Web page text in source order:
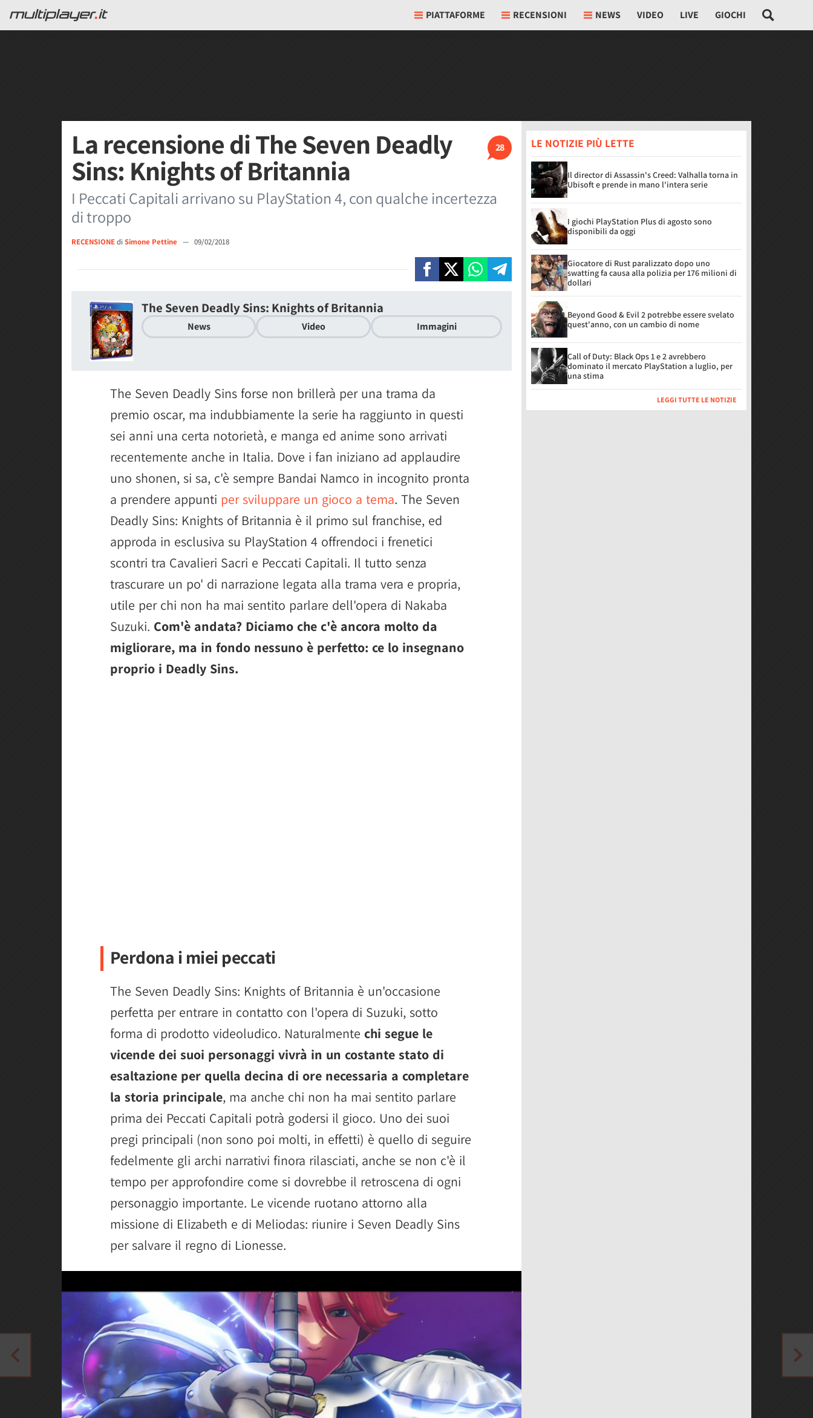
PIATTAFORME RECENSIONI NEWS VIDEO LIVE GIOCHI
28
La recensione di The Seven Deadly
Sins: Knights of Britannia
I Peccati Capitali arrivano su PlayStation 4, con qualche incertezza
di troppo
RECENSIONEdi Simone Pettine — 09/02/2018
The Seven Deadly Sins: Knights of Britannia
News Video Immagini
The Seven Deadly Sins forse non brillerà per una trama da
premio oscar, ma indubbiamente la serie ha raggiunto in questi
sei anni una certa notorietà, e manga ed anime sono arrivati
recentemente anche in Italia. Dove i fan iniziano ad applaudire
uno shonen, si sa, c'è sempre Bandai Namco in incognito pronta
a prendere appunti per sviluppare un gioco a tema. The Seven
Deadly Sins: Knights of Britannia è il primo sul franchise, ed
approda in esclusiva su PlayStation 4 offrendoci i frenetici
scontri tra Cavalieri Sacri e Peccati Capitali. Il tutto senza
trascurare un po' di narrazione legata alla trama vera e propria,
utile per chi non ha mai sentito parlare dell'opera di Nakaba
Suzuki. Com'è andata? Diciamo che c'è ancora molto da
migliorare, ma in fondo nessuno è perfetto: ce lo insegnano
proprio i Deadly Sins.
Perdona i miei peccati
The Seven Deadly Sins: Knights of Britannia è un'occasione
perfetta per entrare in contatto con l'opera di Suzuki, sotto
forma di prodotto videoludico. Naturalmente chi segue le
vicende dei suoi personaggi vivrà in un costante stato di
esaltazione per quella decina di ore necessaria a completare
la storia principale, ma anche chi non ha mai sentito parlare
prima dei Peccati Capitali potrà godersi il gioco. Uno dei suoi
pregi principali (non sono poi molti, in effetti) è quello di seguire
fedelmente gli archi narrativi finora rilasciati, anche se non c'è il
tempo per approfondire come si dovrebbe il retroscena di ogni
personaggio importante. Le vicende ruotano attorno alla
missione di Elizabeth e di Meliodas: riunire i Seven Deadly Sins
per salvare il regno di Lionesse.
LE NOTIZIE PIÙ LETTE
Il director di Assassin's Creed: Valhalla torna in
Ubisoft e prende in mano l'intera serie
I giochi PlayStation Plus di agosto sono
disponibili da oggi
Giocatore di Rust paralizzato dopo uno
swatting fa causa alla polizia per 176 milioni di
dollari
Beyond Good & Evil 2 potrebbe essere svelato
quest'anno, con un cambio di nome
Call of Duty: Black Ops 1 e 2 avrebbero
dominato il mercato PlayStation a luglio, per
una stima
LEGGI TUTTE LE NOTIZIE